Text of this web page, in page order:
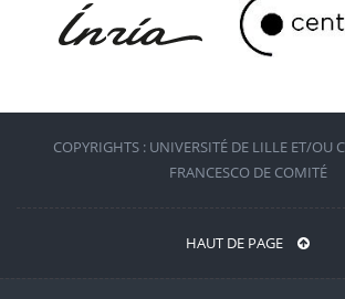
COPYRIGHTS : UNIVERSITÉ DE LILLE ET/OU
FRANCESCO DE COMITÉ
HAUT DE PAGE